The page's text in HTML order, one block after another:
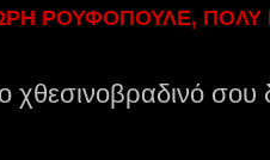
ΡΟΥΦΟΠΟΥΛΕ, ΠΟΛΥ
χθεσινοβραδινό